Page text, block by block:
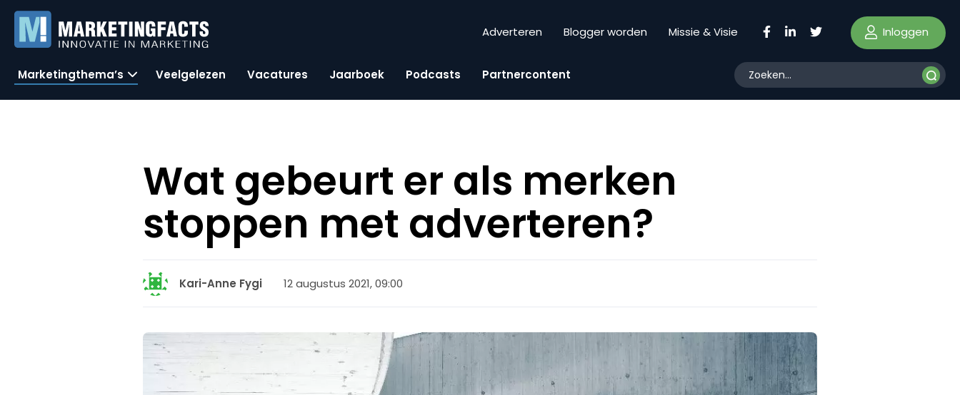
Adverteren Blogger worden Missie & Visie Inloggen
Marketingthema’s Veelgelezen Vacatures Jaarboek Podcasts Partnercontent
Wat gebeurt er als merken
stoppen met adverteren?
Kari-Anne Fygi 12 augustus 2021, 09:00